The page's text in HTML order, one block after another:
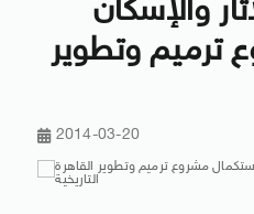
والإسكان
ترميم وتطوير
2014-03-20